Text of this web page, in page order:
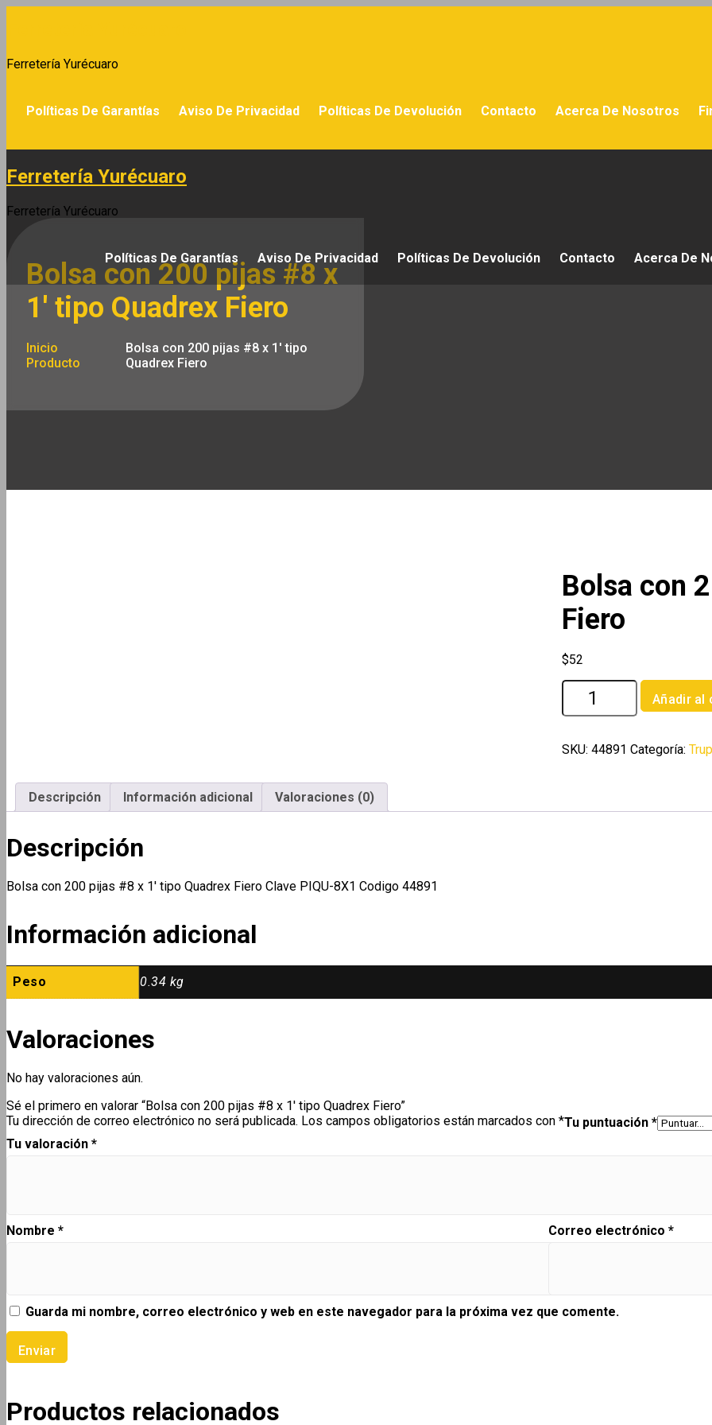
Ferretería Yurécuaro
Políticas De Garantías Aviso De Privacidad Políticas De Devolución Contacto Acerca De Nosotros
Ferretería Yurécuaro
Ferretería Yurécuaro
Políticas De Garantías Aviso De Privacidad Políticas De Devolución Contacto Acerca De
Bolsa con 200 pijas #8 x
1′ tipo Quadrex Fiero
Inicio
Producto
Bolsa con 200 pijas #8 x 1′ tipo
Quadrex Fiero
Bolsa con
Fiero
$52
Bolsa
200
#8
Quadrex
Añadir al
SKU: 44891 Categoría:
Descripción Información adicional Valoraciones (0)
Descripción
Bolsa con 200 pijas #8 x 1′ tipo Quadrex Fiero Clave PIQU-8X1 Codigo 44891
Información adicional
Peso 0.34 kg
Valoraciones
No hay valoraciones aún.
Sé el primero en valorar “Bolsa con 200 pijas #8 x 1′ tipo Quadrex Fiero”
Tu dirección de correo electrónico no será publicada. Los campos obligatorios están marcados con *Tu puntuación *
Tu valoración *
Nombre * Correo electrónico *
Guarda mi nombre, correo electrónico y web en este navegador para la próxima vez que comente.
Productos relacionados